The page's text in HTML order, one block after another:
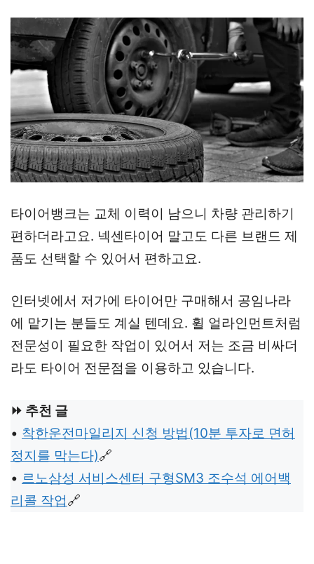
타이어뱅크는 교체 이력이 남으니 차량 관리하기
편하더라고요. 넥센타이어 말고도 다른 브랜드 제
품도 선택할 수 있어서 편하고요.
인터넷에서 저가에 타이어만 구매해서 공임나라
에 맡기는 분들도 계실 텐데요. 휠 얼라인먼트처럼
전문성이 필요한 작업이 있어서 저는 조금 비싸더
라도 타이어 전문점을 이용하고 있습니다.
⏩ 추천 글
• 착한운전마일리지 신청 방법(10분 투자로 면허
정지를 막는다)🔗
• 르노삼성 서비스센터 구형SM3 조수석 에어백
리콜 작업🔗